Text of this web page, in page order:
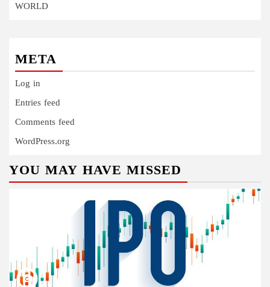
WORLD
META
Log in
Entries feed
Comments feed
WordPress.org
YOU MAY HAVE MISSED